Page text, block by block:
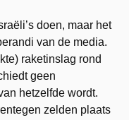
doen, maar het
van de media.
raketinslag rond
geen
hetzelfde wordt.
zelden plaats